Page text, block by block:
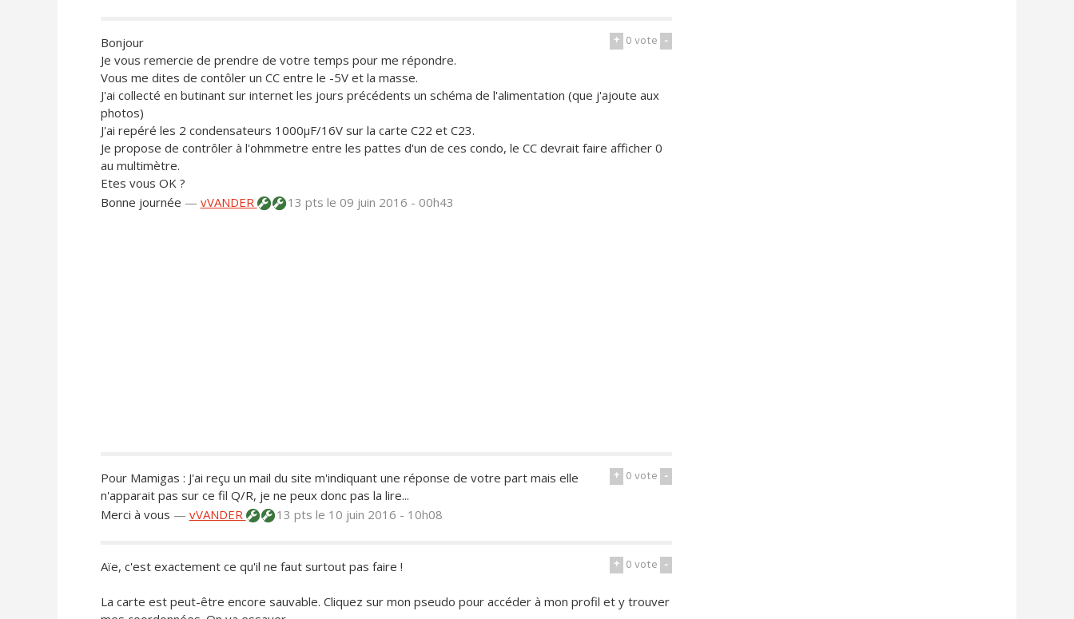
+ 0vote -
Bonjour
Je vous remercie de prendre de votre temps pour me répondre.
Vous me dites de contôler un CC entre le -5V et la masse.
J'ai collecté en butinant sur internet les jours précédents un schéma de l'alimentation (que j'ajoute aux
photos)
J'ai repéré les 2 condensateurs 1000µF/16V sur la carte C22 et C23.
Je propose de contrôler à l'ohmmetre entre les pattes d'un de ces condo, le CC devrait faire afficher 0
au multimètre.
Etes vous OK ?
Bonne journée — vVANDER 13 pts le 09 juin 2016 - 00h43
+ 0vote -
Pour Mamigas : J'ai reçu un mail du site m'indiquant une réponse de votre part mais elle
n'apparait pas sur ce fil Q/R, je ne peux donc pas la lire...
Merci à vous — vVANDER 13 pts le 10 juin 2016 - 10h08
+ 0vote -
Aïe, c'est exactement ce qu'il ne faut surtout pas faire !
La carte est peut-être encore sauvable. Cliquez sur mon pseudo pour accéder à mon profil et y trouver